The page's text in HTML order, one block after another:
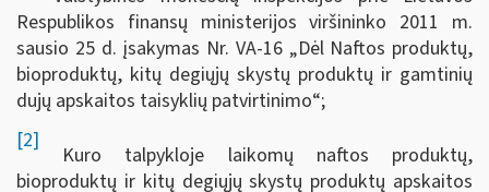
Respublikos finansų ministerijos viršininko 2011 m.
sausio 25 d. įsakymas Nr. VA-16 „Dėl Naftos produktų,
bioproduktų, kitų degiųjų skystų produktų ir gamtinių
dujų apskaitos taisyklių patvirtinimo“;
[2]
Kuro talpykloje laikomų naftos produktų,
bioproduktų ir kitų degiųjų skystų produktų apskaitos